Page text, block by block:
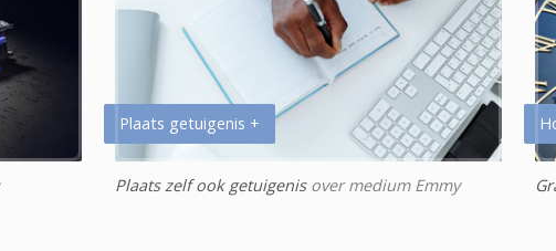
Plaats getuigenis +
Plaats zelf ook getuigenisover medium Emmy